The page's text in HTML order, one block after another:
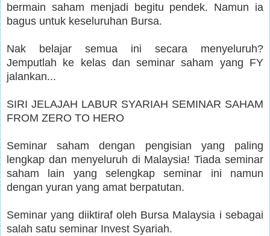
bermain saham menjadi begitu pendek. Namun ia
bagus untuk keseluruhan Bursa.
Nak belajar semua ini secara menyeluruh?
Jemputlah ke kelas dan seminar saham yang FY
jalankan...
SIRI JELAJAH LABUR SYARIAH SEMINAR SAHAM
FROM ZERO TO HERO
Seminar saham dengan pengisian yang paling
lengkap dan menyeluruh di Malaysia! Tiada seminar
saham lain yang selengkap seminar ini namun
dengan yuran yang amat berpatutan.
Seminar yang diiktiraf oleh Bursa Malaysia i sebagai
salah satu seminar Invest Syariah.